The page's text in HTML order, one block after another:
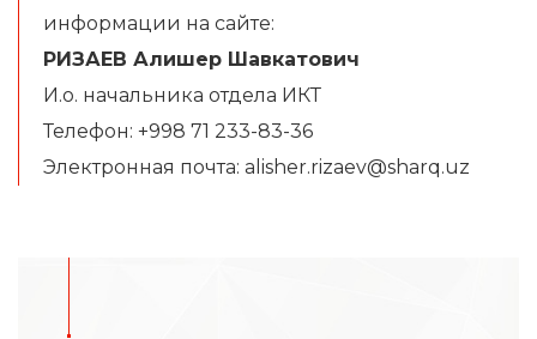
информации на сайте:
РИЗАЕВ Алишер Шавкатович
И.о. начальника отдела ИКТ
Телефон: +998 71 233-83-36
Электронная почта: alisher.rizaev@sharq.uz